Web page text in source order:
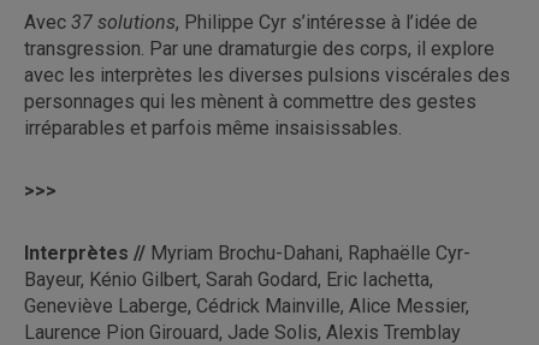
Avec 37 solutions, Philippe Cyr s’intéresse à l’idée de
transgression. Par une dramaturgie des corps, il explore
avec les interprètes les diverses pulsions viscérales des
personnages qui les mènent à commettre des gestes
irréparables et parfois même insaisissables.
>>>
Interprètes // Myriam Brochu-Dahani, Raphaëlle Cyr-
Bayeur, Kénio Gilbert, Sarah Godard, Eric Iachetta,
Geneviève Laberge, Cédrick Mainville, Alice Messier,
Laurence Pion Girouard, Jade Solis, Alexis Tremblay